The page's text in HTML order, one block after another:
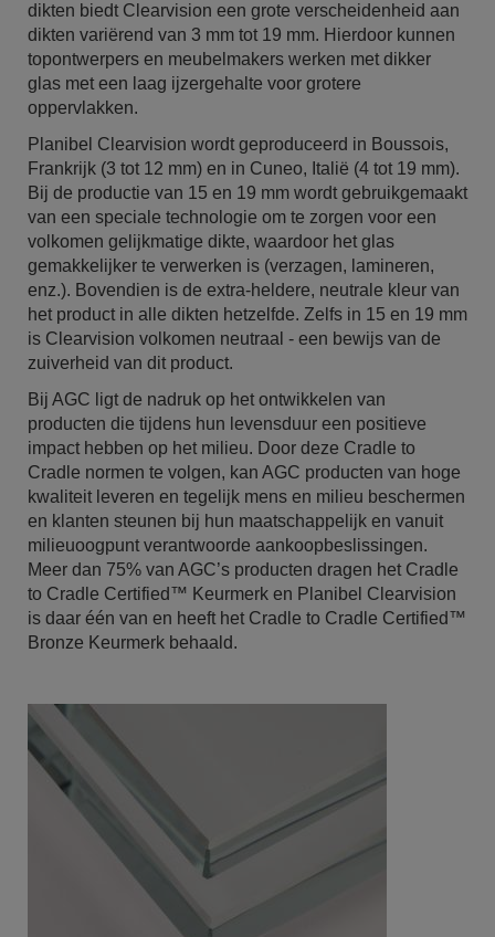
dikten biedt Clearvision een grote verscheidenheid aan
dikten variërend van 3 mm tot 19 mm. Hierdoor kunnen
topontwerpers en meubelmakers werken met dikker
glas met een laag ijzergehalte voor grotere
oppervlakken.
Planibel Clearvision wordt geproduceerd in Boussois,
Frankrijk (3 tot 12 mm) en in Cuneo, Italië (4 tot 19 mm).
Bij de productie van 15 en 19 mm wordt gebruikgemaakt
van een speciale technologie om te zorgen voor een
volkomen gelijkmatige dikte, waardoor het glas
gemakkelijker te verwerken is (verzagen, lamineren,
enz.). Bovendien is de extra-heldere, neutrale kleur van
het product in alle dikten hetzelfde. Zelfs in 15 en 19 mm
is Clearvision volkomen neutraal - een bewijs van de
zuiverheid van dit product.
Bij AGC ligt de nadruk op het ontwikkelen van
producten die tijdens hun levensduur een positieve
impact hebben op het milieu. Door deze Cradle to
Cradle normen te volgen, kan AGC producten van hoge
kwaliteit leveren en tegelijk mens en milieu beschermen
en klanten steunen bij hun maatschappelijk en vanuit
milieuoogpunt verantwoorde aankoopbeslissingen.
Meer dan 75% van AGC’s producten dragen het Cradle
to Cradle Certified™ Keurmerk en Planibel Clearvision
is daar één van en heeft het Cradle to Cradle Certified™
Bronze Keurmerk behaald.